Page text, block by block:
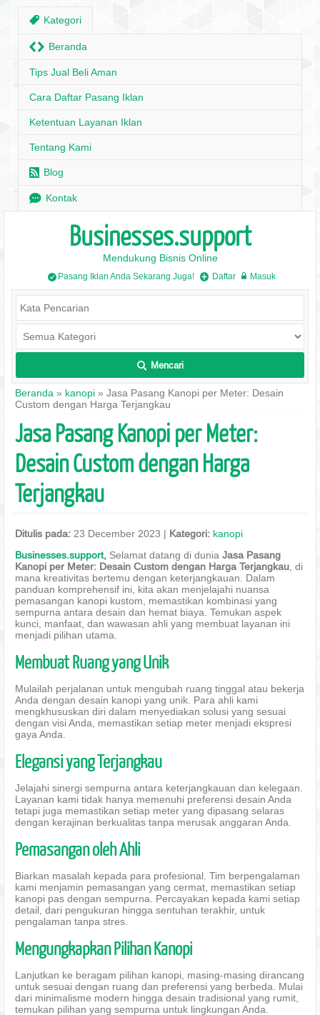
, Kategori
H Beranda
Tips Jual Beli Aman
Cara Daftar Pasang Iklan
Ketentuan Layanan Iklan
Tentang Kami
r Blog
e Kontak
Businesses.support
Mendukung Bisnis Online
/ Pasang Iklan Anda Sekarang Juga! + Daftar w Masuk
L Mencari
Beranda » kanopi » Jasa Pasang Kanopi per Meter: Desain
Custom dengan Harga Terjangkau
Jasa Pasang Kanopi per Meter:
Desain Custom dengan Harga
Terjangkau
Ditulis pada: 23 December 2023 | Kategori: kanopi
Businesses.support, Selamat datang di dunia Jasa Pasang
Kanopi per Meter: Desain Custom dengan Harga Terjangkau , di
mana kreativitas bertemu dengan keterjangkauan. Dalam
panduan komprehensif ini, kita akan menjelajahi nuansa
pemasangan kanopi kustom, memastikan kombinasi yang
sempurna antara desain dan hemat biaya. Temukan aspek
kunci, manfaat, dan wawasan ahli yang membuat layanan ini
menjadi pilihan utama.
Membuat Ruang yang Unik
Mulailah perjalanan untuk mengubah ruang tinggal atau bekerja
Anda dengan desain kanopi yang unik. Para ahli kami
mengkhususkan diri dalam menyediakan solusi yang sesuai
dengan visi Anda, memastikan setiap meter menjadi ekspresi
gaya Anda.
Elegansi yang Terjangkau
Jelajahi sinergi sempurna antara keterjangkauan dan kelegaan.
Layanan kami tidak hanya memenuhi preferensi desain Anda
tetapi juga memastikan setiap meter yang dipasang selaras
dengan kerajinan berkualitas tanpa merusak anggaran Anda.
Pemasangan oleh Ahli
Biarkan masalah kepada para profesional. Tim berpengalaman
kami menjamin pemasangan yang cermat, memastikan setiap
kanopi pas dengan sempurna. Percayakan kepada kami setiap
detail, dari pengukuran hingga sentuhan terakhir, untuk
pengalaman tanpa stres.
Mengungkapkan Pilihan Kanopi
Lanjutkan ke beragam pilihan kanopi, masing-masing dirancang
untuk sesuai dengan ruang dan preferensi yang berbeda. Mulai
dari minimalisme modern hingga desain tradisional yang rumit,
temukan pilihan yang sempurna untuk lingkungan Anda.